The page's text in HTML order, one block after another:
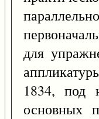
для
1834, под
основных